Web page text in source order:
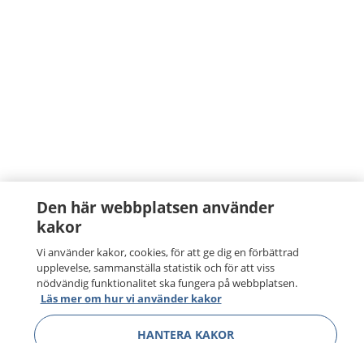
Den här webbplatsen använder
kakor
Vi använder kakor, cookies, för att ge dig en förbättrad
upplevelse, sammanställa statistik och för att viss
nödvändig funktionalitet ska fungera på webbplatsen.
Läs mer om hur vi använder kakor
HANTERA KAKOR